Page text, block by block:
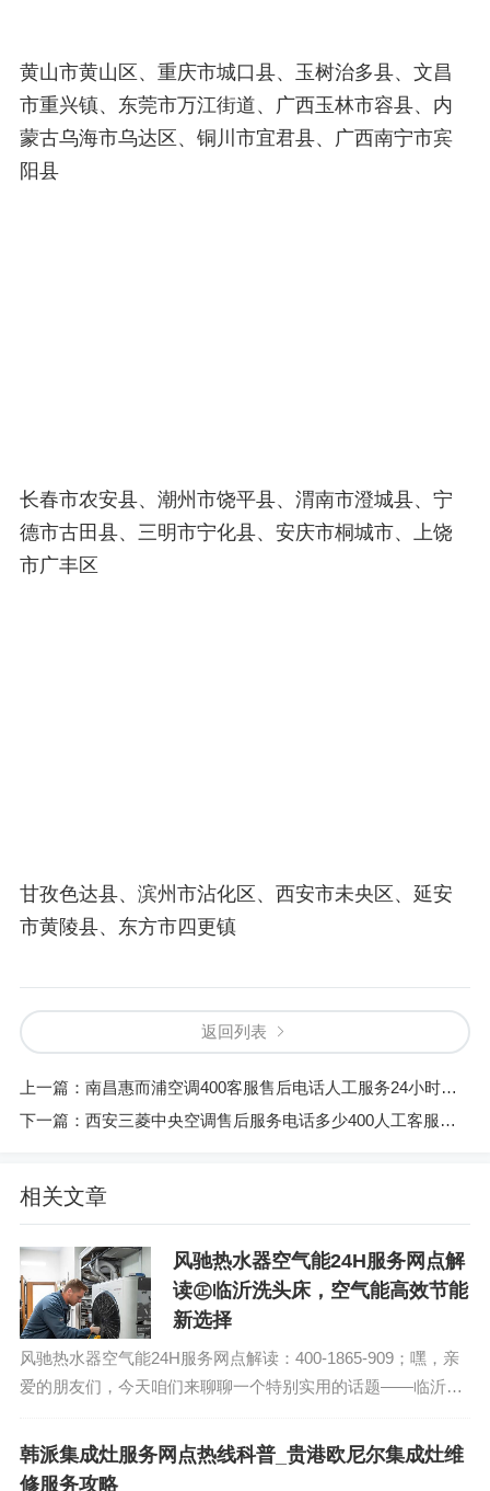
黄山市黄山区、重庆市城口县、玉树治多县、文昌
市重兴镇、东莞市万江街道、广西玉林市容县、内
蒙古乌海市乌达区、铜川市宜君县、广西南宁市宾
阳县
长春市农安县、潮州市饶平县、渭南市澄城县、宁
德市古田县、三明市宁化县、安庆市桐城市、上饶
市广丰区
甘孜色达县、滨州市沾化区、西安市未央区、延安
市黄陵县、东方市四更镇
返回列表
上一篇： 南昌惠而浦空调400客服售后电话人工服务24小时热线
下一篇： 西安三菱中央空调售后服务电话多少400人工客服号码
相关文章
风驰热水器空气能24H服务网点解
读㊣临沂洗头床，空气能高效节能
新选择
风驰热水器空气能24H服务网点解读：400-1865-909；嘿，亲
爱的朋友们，今天咱们来聊聊一个特别实用的话题——临沂洗
能。说到这个，我简直就想起...
韩派集成灶服务网点热线科普_贵港欧尼尔集成灶维
修服务攻略